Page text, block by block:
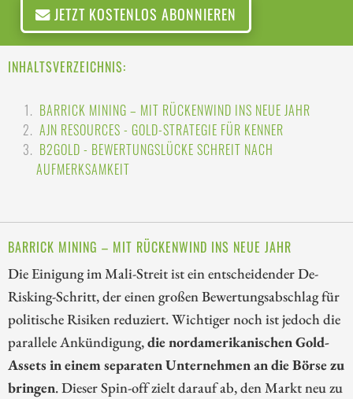
JETZT KOSTENLOS ABONNIEREN
INHALTSVERZEICHNIS:
BARRICK MINING – MIT RÜCKENWIND INS NEUE JAHR
AJN RESOURCES - GOLD-STRATEGIE FÜR KENNER
B2GOLD - BEWERTUNGSLÜCKE SCHREIT NACH
AUFMERKSAMKEIT
BARRICK MINING – MIT RÜCKENWIND INS NEUE JAHR
Die Einigung im Mali-Streit ist ein entscheidender De-
Risking-Schritt, der einen großen Bewertungsabschlag für
politische Risiken reduziert. Wichtiger noch ist jedoch die
parallele Ankündigung,die nordamerikanischen Gold-
Assets in einem separaten Unternehmen an die Börse zu
bringen. Dieser Spin-off zielt darauf ab, den Markt neu zu